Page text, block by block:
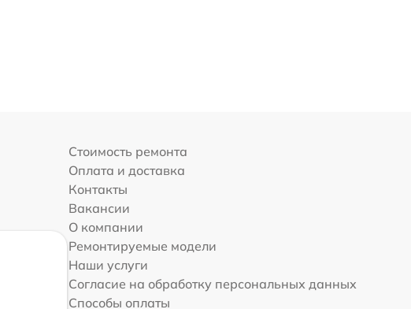
Стоимость ремонта
Оплата и доставка
Контакты
Вакансии
О компании
Ремонтируемые модели
Наши услуги
Согласие на обработку персональных данных
Способы оплаты